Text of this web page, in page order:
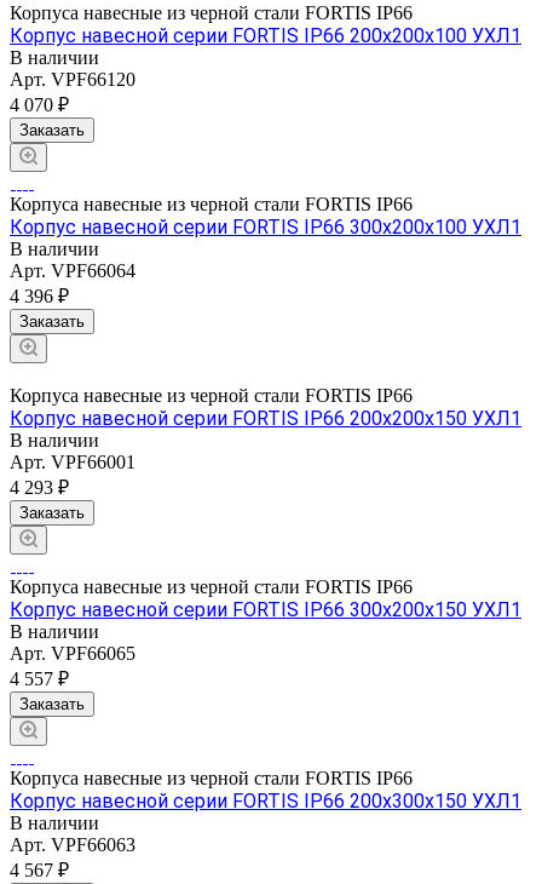
Корпуса навесные из черной стали FORTIS IP66
Корпус навесной серии FORTIS IP66 200х200х100 УХЛ1
В наличии
Арт. VPF66120
4 070 ₽
Заказать
Корпуса навесные из черной стали FORTIS IP66
Корпус навесной серии FORTIS IP66 300х200х100 УХЛ1
В наличии
Арт. VPF66064
4 396 ₽
Заказать
Корпуса навесные из черной стали FORTIS IP66
Корпус навесной серии FORTIS IP66 200х200х150 УХЛ1
В наличии
Арт. VPF66001
4 293 ₽
Заказать
Корпуса навесные из черной стали FORTIS IP66
Корпус навесной серии FORTIS IP66 300х200х150 УХЛ1
В наличии
Арт. VPF66065
4 557 ₽
Заказать
Корпуса навесные из черной стали FORTIS IP66
Корпус навесной серии FORTIS IP66 200х300х150 УХЛ1
В наличии
Арт. VPF66063
4 567 ₽